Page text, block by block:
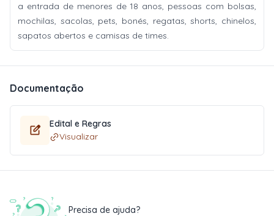
a entrada de menores de 18 anos, pessoas com bolsas,
mochilas, sacolas, pets, bonés, regatas, shorts, chinelos,
sapatos abertos e camisas de times.
Documentação
Edital e Regras
Visualizar
Precisa de ajuda?